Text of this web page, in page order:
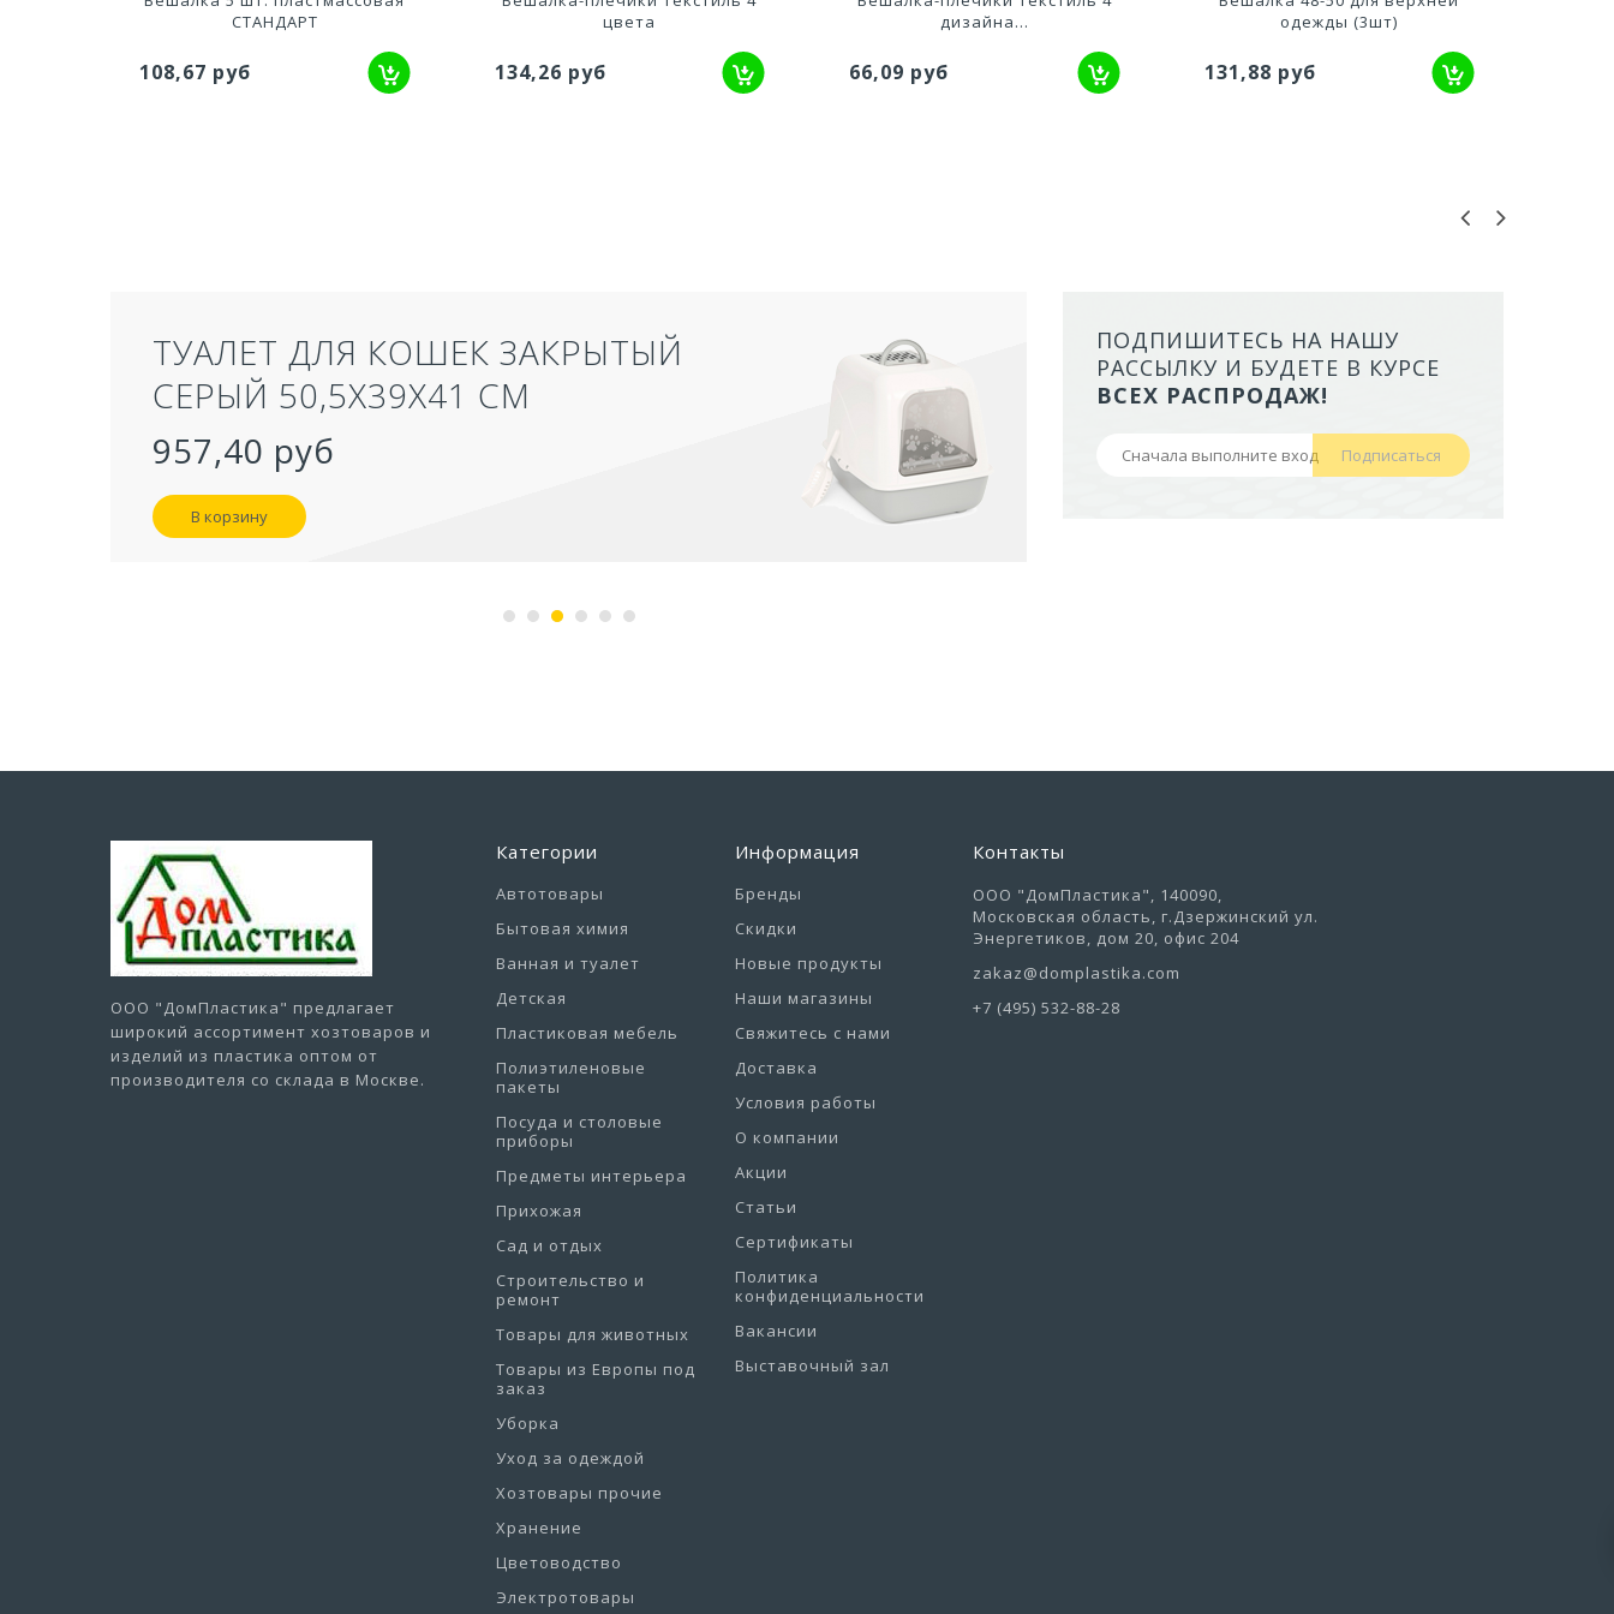
СТАНДАРТ
108,67 руб
цвета
134,26 руб
дизайна...
66,09 руб
одежды (3шт)
131,88 руб
ТУАЛЕТ ДЛЯ КОШЕК ЗАКРЫТЫЙ
СЕРЫЙ 50,5Х39Х41 СМ
957,40 руб
В корзину
ЛОТОК ALTA ДЛЯ КОШЕК
БОРТАМИ И СЕТКОЙ НА
НОЖКАХ)
ПОДПИШИТЕСЬ НА НАШУ
РАССЫЛКУ И БУДЕТЕ В КУРСЕ
ВСЕХ РАСПРОДАЖ!
Подписаться
ООО "ДомПластика" предлагает
широкий ассортимент хозтоваров и
изделий из пластика оптом от
производителя со склада в Москве.
Категории
Автотовары
Бытовая химия
Ванная и туалет
Детская
Пластиковая мебель
Полиэтиленовые
пакеты
Посуда и столовые
приборы
Предметы интерьера
Прихожая
Сад и отдых
Строительство и
ремонт
Товары для животных
Товары из Европы под
заказ
Уборка
Уход за одеждой
Хозтовары прочие
Хранение
Цветоводство
Электротовары
Информация
Бренды
Скидки
Новые продукты
Наши магазины
Свяжитесь с нами
Доставка
Условия работы
О компании
Акции
Статьи
Сертификаты
Политика
конфиденциальности
Вакансии
Выставочный зал
Контакты
ООО "ДомПластика", 140090,
Московская область, г.Дзержинский ул.
Энергетиков, дом 20, офис 204
zakaz@domplastika.com
+7 (495) 532-88-28